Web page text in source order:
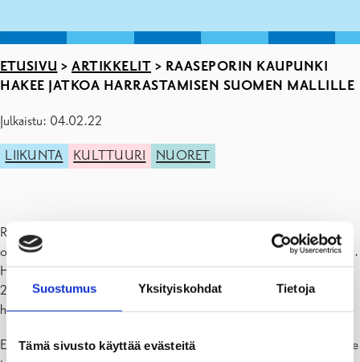
Suostumus Yksityiskohdat Tietoja
Tämä sivusto käyttää evästeitä
ETUSIVU > ARTIKKELIT > RAASEPORIN KAUPUNKI
HAKEE JATKOA HARRASTAMISEN SUOMEN MALLILLE
Julkaistu: 04.02.22
LIIKUNTA KULTTUURI NUORET
Raaseporin kaupunki on kuluvan lukuvuoden aikana osallistunut
opetus- ja kulttuuriministeriön alaiseen Suomen malli -hankkeeseen.
Hanke on suunnattu peruskoululaisille, ja hankkeeseen osallistuu
235 kuntaa ympäri maata. Raasepori hakee ministeriöltä avustusta
hankkeelle myös tulevalle lukuvuodelle.
Etsimme nyt uusia harrastuksen järjestäjiä ja toimijoita, jotta voimme